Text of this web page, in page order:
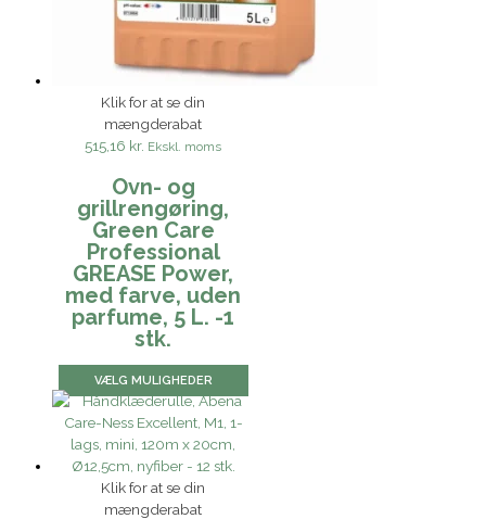
Klik for at se din
mængderabat
515,16 kr. Ekskl. moms
Ovn- og
grillrengøring,
Green Care
Professional
GREASE Power,
med farve, uden
parfume, 5 L. -1
stk.
VÆLG MULIGHEDER
Klik for at se din
mængderabat